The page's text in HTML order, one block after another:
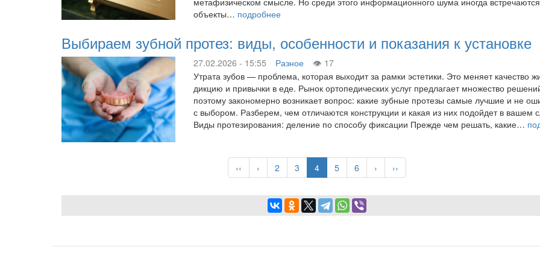
объекты… подробнее
Выбираем зубной протез: виды, особенности и показания к установке
27.02.2026 - 15:55 Разное
17
Утрата зубов — проблема, которая выходит за рамки эстетики. Это меняет качество
дикцию и привычки в еде. Рынок ортопедических услуг предлагает множество
поэтому закономерно возникает вопрос: какие зубные протезы самые лучшие и не
с выбором. Разберем, чем отличаются конструкции и какая из них подойдет в вашем
Виды протезирования: деление по способу фиксации Прежде чем решать, какие…
Первая
страница
‹‹
Предыдущая
страница
‹ Page
2 Page
3
Текущая
страница
4 Page
5 Page
6
Следующая
страница
›
Последняя
страница
››